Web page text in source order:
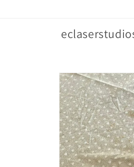
Passa alle
informazioni
sul prodotto